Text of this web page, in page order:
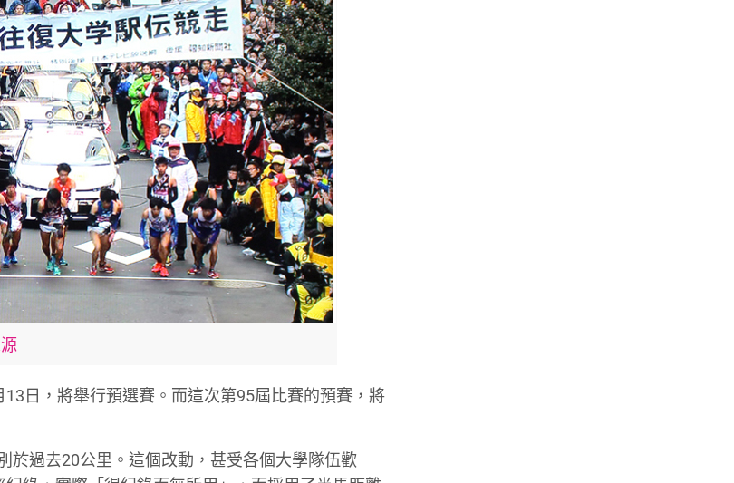
日，將舉行預選賽。而這次第95屆比賽的預賽，將
於過去20公里。這個改動，甚受各個大學隊伍歡